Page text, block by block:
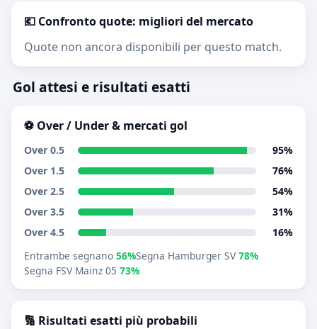
💶 Confronto quote: migliori del mercato
Quote non ancora disponibili per questo match.
Gol attesi e risultati esatti
⚽ Over / Under & mercati gol
Over 0.5
95%
Over 1.5
76%
Over 2.5
54%
Over 3.5
31%
Over 4.5
16%
Entrambe segnano 56%Segna Hamburger SV 78%
Segna FSV Mainz 05 73%
🔢 Risultati esatti più probabili